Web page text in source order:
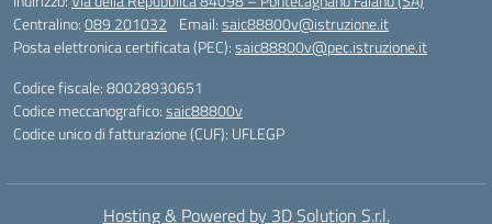
Centralino:089 201032 Email:saic88800v@istruzione.it
Posta elettronica certificata (PEC):saic88800v@pec.istruzione.it
Codice fiscale: 80028930651
Codice meccanografico:saic88800v
Codice unico di fatturazione (CUF): UFLEGP
Hosting & Powered by 3D Solution S.r.l.